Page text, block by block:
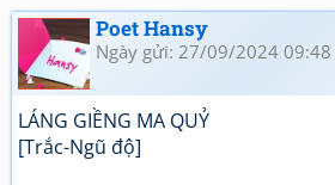
Poet Hansy
Ngày gửi: 27/09/2024 09:48
LÁNG GIỀNG MA QUỶ
[Trắc-Ngũ độ]